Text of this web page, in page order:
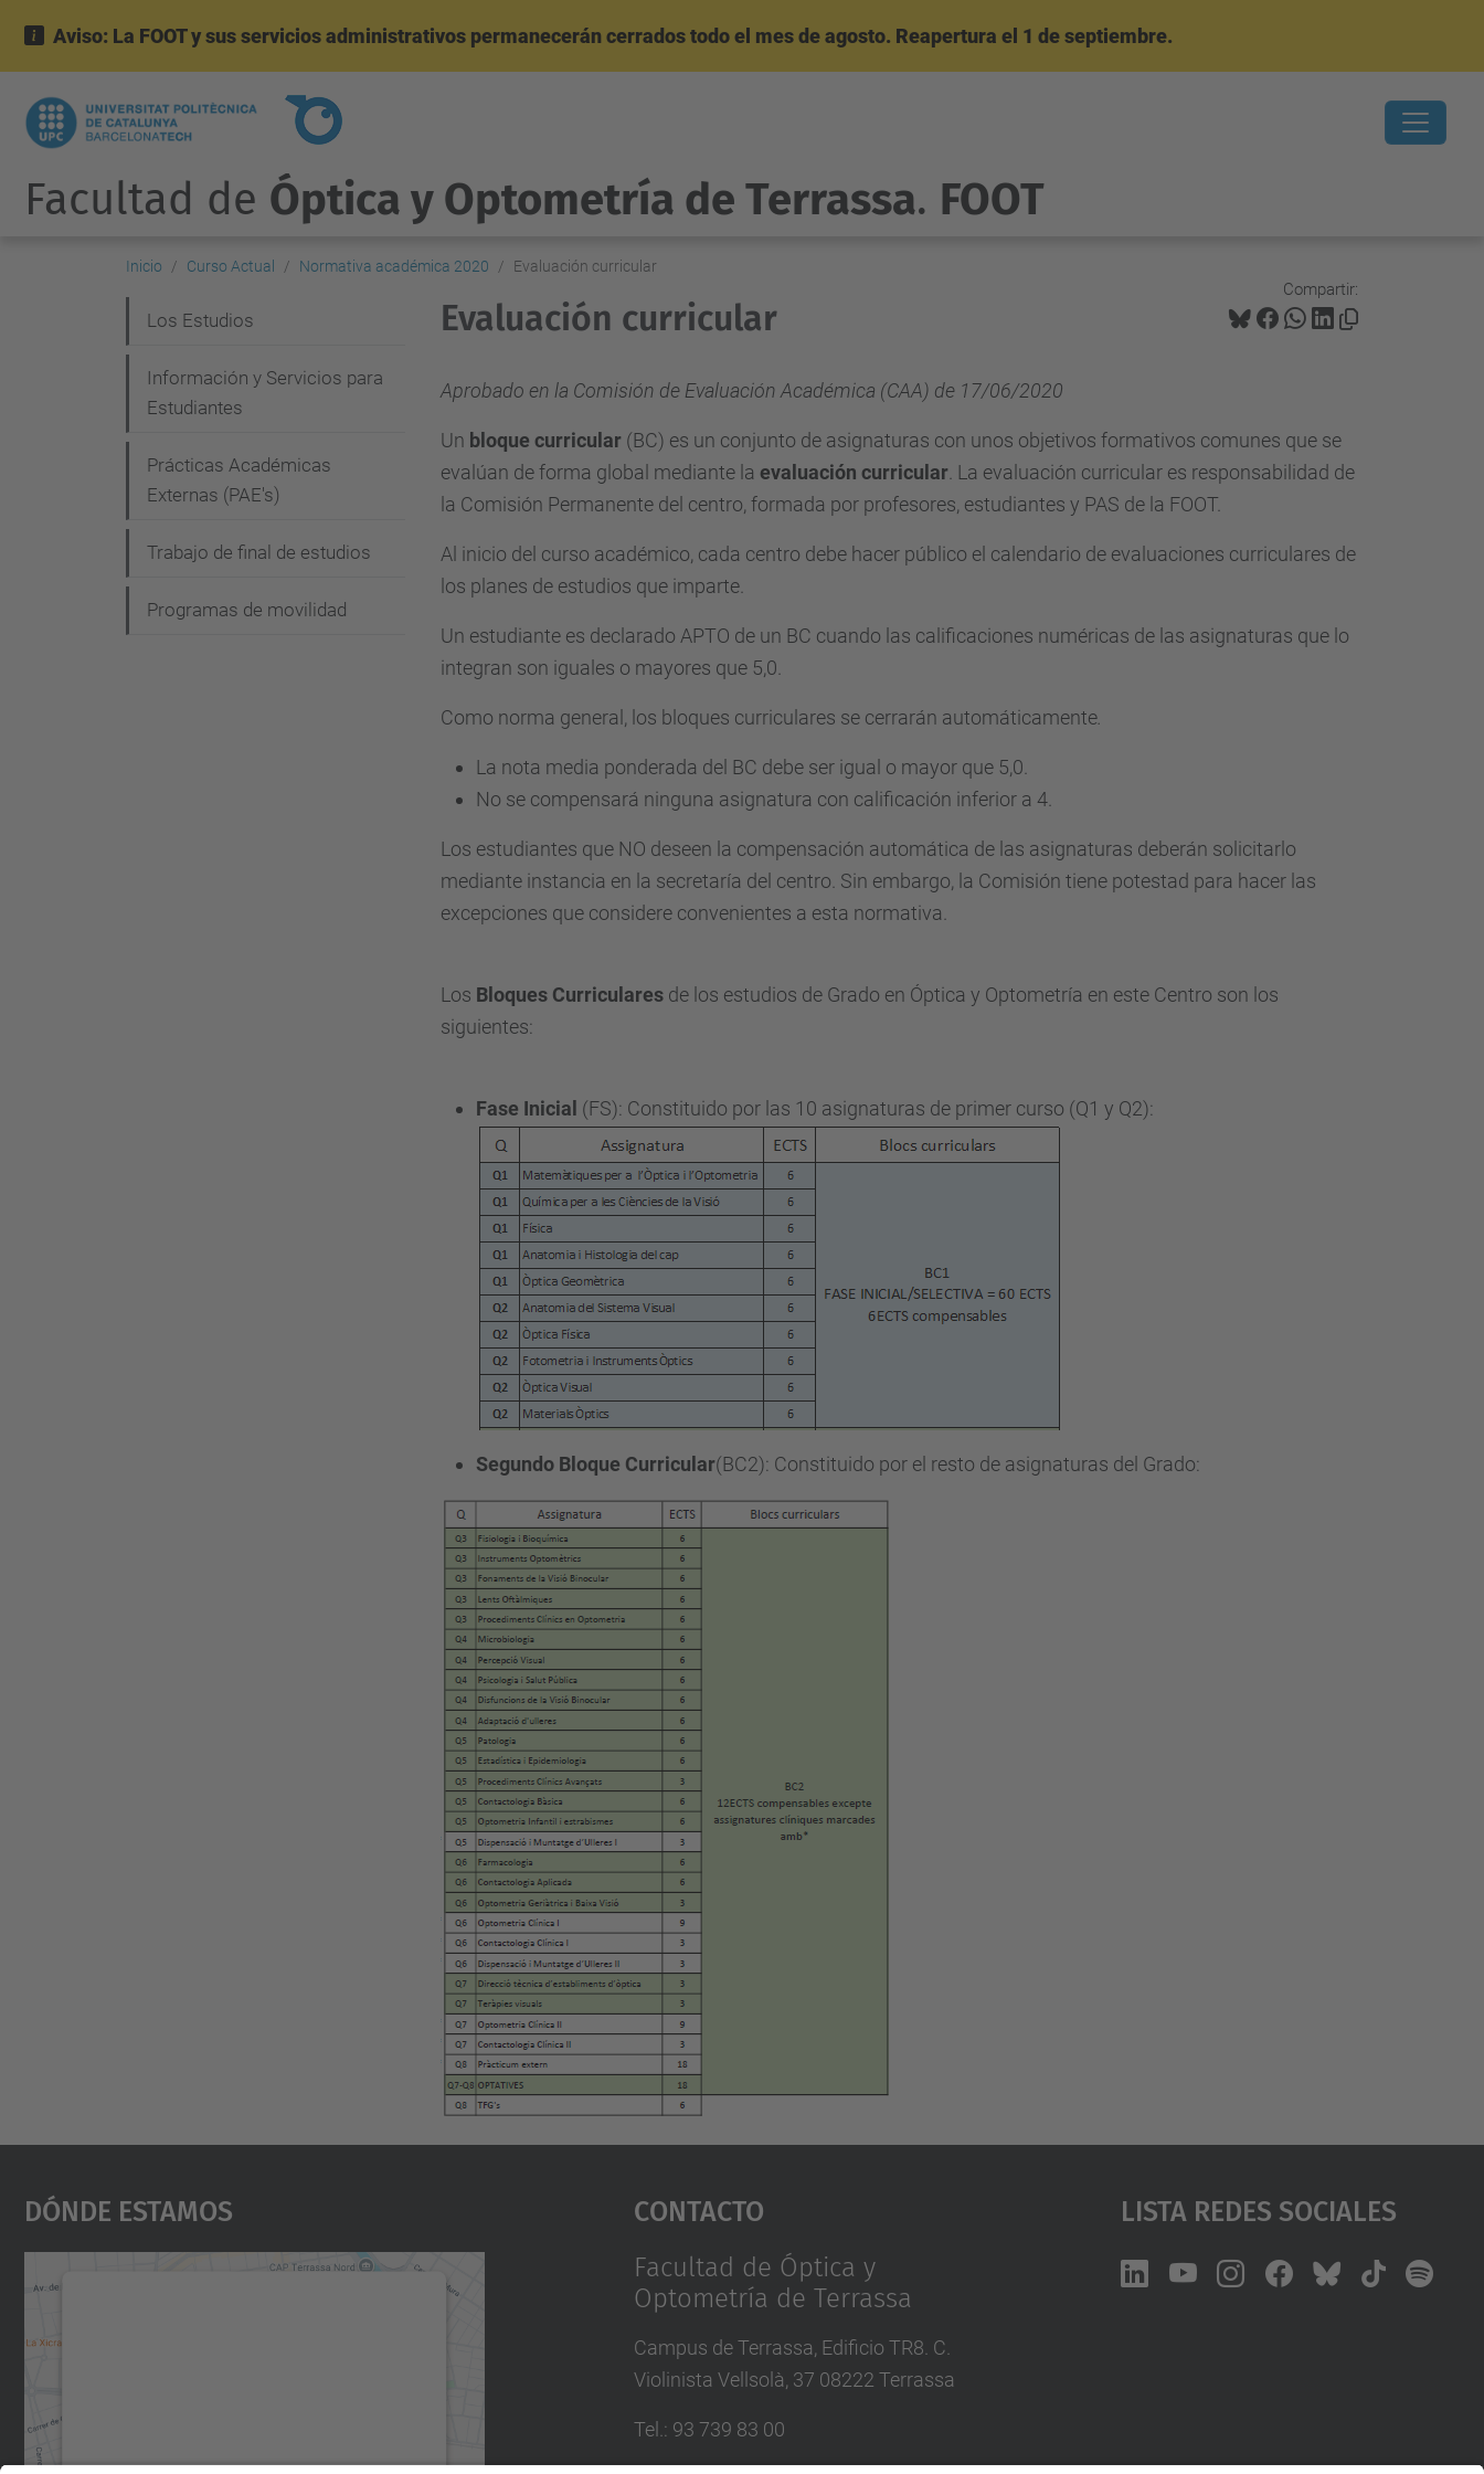
Aviso: La FOOT y sus servicios administrativos permanecerán cerrados todo el mes de agosto. Reapertura el 1 de septiembre.
Facultad de Óptica y Optometría de Terrassa. FOOT
Inicio Curso Actual Normativa académica 2020 Evaluación curricular
Compartir:
Evaluación curricular
Aprobado en la Comisión de Evaluación Académica (CAA) de 17/06/2020
Un bloque curricular (BC) es un conjunto de asignaturas con unos objetivos formativos comunes que se
evalúan de forma global mediante la evaluación curricular . La evaluación curricular es responsabilidad de
la Comisión Permanente del centro, formada por profesores, estudiantes y PAS de la FOOT.
Al inicio del curso académico, cada centro debe hacer público el calendario de evaluaciones curriculares de
los planes de estudios que imparte.
Un estudiante es declarado APTO de un BC cuando las calificaciones numéricas de las asignaturas que lo
integran son iguales o mayores que 5,0.
Como norma general, los bloques curriculares se cerrarán automáticamente
La nota media ponderada del BC debe ser igual o mayor que 5,0.
No se compensará ninguna asignatura con calificación inferior a 4.
Los estudiantes que NO deseen la compensación automática de las asignaturas deberán solicitarlo
mediante instancia en la secretaría del centro. Sin embargo, la Comisión tiene potestad para hacer las
excepciones que considere convenientes a esta normativa.
Los Bloques Curriculares de los estudios de Grado en Óptica y Optometría en este Centro son los
siguientes:
Fase Inicial (FS): Constituido por las 10 asignaturas de primer curso (Q1 y Q2):
Segundo Bloque Curricular(BC2): Constituido por el resto de asignaturas del Grado:
a
e
a
i
ó
Los Estudios
Información y Servicios para
Estudiantes
Prácticas Académicas
Externas (PAE's)
Trabajo de final de estudios
Programas de movilidad
Dónde Estamos
servicio para ver este mapa.
Contacto
Facultad de Óptica y
Optometría de Terrassa
Campus de Terrassa, Edificio TR8. C.
Violinista Vellsolà, 37 08222 Terrassa
Tel. : 93 739 83 00
Lista Redes Sociales